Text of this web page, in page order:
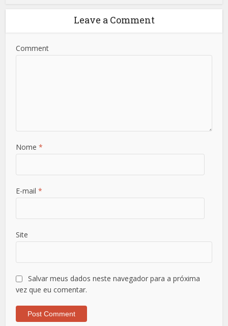
Leave a Comment
Comment
Nome*
E-mail*
Site
Salvar meus dados neste navegador para a próxima
vez que eu comentar.